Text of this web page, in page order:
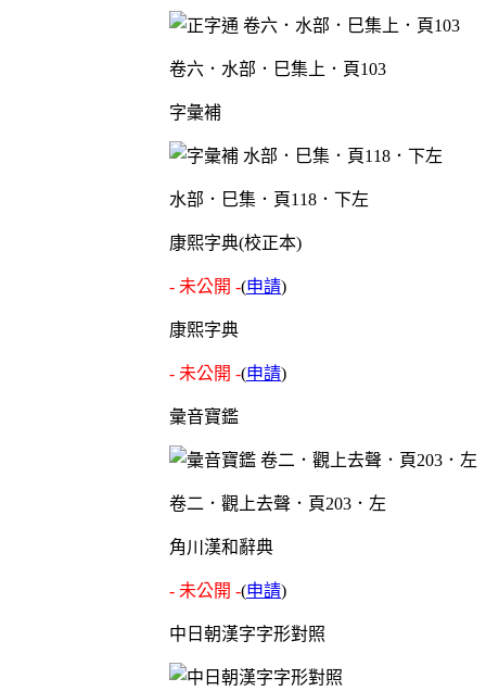
卷六．水部．巳集上．頁103
字彙補
水部．巳集．頁118．下左
康熙字典(校正本)
- 未公開 -(申請)
康熙字典
- 未公開 -(申請)
彙音寶鑑
卷二．觀上去聲．頁203．左
角川漢和辭典
- 未公開 -(申請)
中日朝漢字字形對照